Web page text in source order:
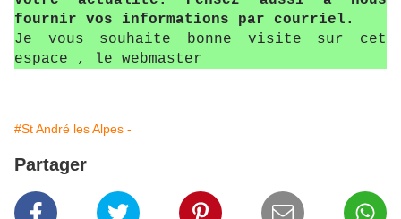
fournir vos informations par courriel.
Je vous souhaite bonne visite sur cet
espace , le webmaster
#St André les Alpes -
Partager